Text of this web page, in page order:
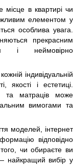
в квартирі чи
елементом у
особлива увага.
прекрасним
і неймовірно
індивідуальній
якості і естетиці.
та матраців може
вимогами та
моделей, інтернет
відповідно
чи обираєте ви
вибір у